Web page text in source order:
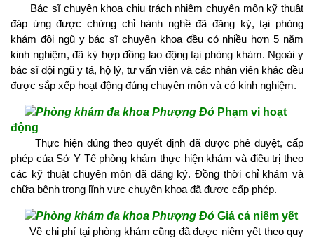
Bác sĩ chuyên khoa chịu trách nhiệm chuyên môn kỹ thuật
đáp ứng được chứng chỉ hành nghề đã đăng ký, tại phòng
khám đội ngũ y bác sĩ chuyên khoa đều có nhiều hơn 5 năm
kinh nghiệm, đã ký hợp đồng lao động tại phòng khám. Ngoài y
bác sĩ đội ngũ y tá, hộ lý, tư vấn viên và các nhân viên khác đều
được sắp xếp hoạt động đúng chuyên môn và có kinh nghiệm.
Phạm vi hoạt
động
Thực hiện đúng theo quyết định đã được phê duyệt, cấp
phép của Sở Y Tế phòng khám thực hiện khám và điều trị theo
các kỹ thuật chuyên môn đã đăng ký. Đồng thời chỉ khám và
chữa bệnh trong lĩnh vực chuyên khoa đã được cấp phép.
Giá cả niêm yết
Về chi phí tại phòng khám cũng đã được niêm yết theo quy